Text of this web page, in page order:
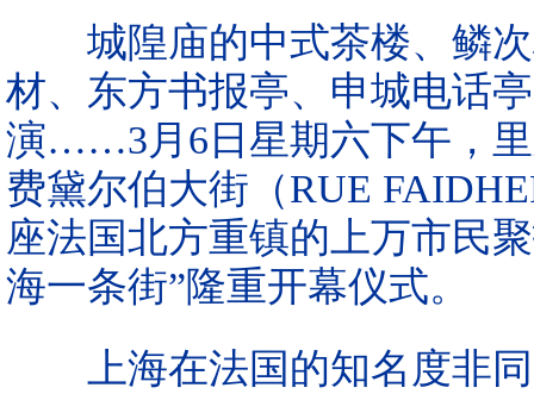
城隍庙的中式茶楼、鳞次
材、东方书报亭、申城电话
演……3月6日星期六下午，
费黛尔伯大街（RUE
座法国北方重镇的上万市民
海一条街”隆重开幕仪式。
上海在法国的知名度非同